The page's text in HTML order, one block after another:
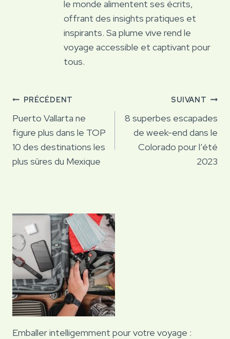
le monde alimentent ses écrits,
offrant des insights pratiques et
inspirants. Sa plume vive rend le
voyage accessible et captivant pour
tous.
Navigation
de
l’article
PRÉCÉDENT
Puerto Vallarta ne
figure plus dans le TOP
10 des destinations les
plus sûres du Mexique
SUIVANT
8 superbes escapades
de week-end dans le
Colorado pour l’été
2023
Emballer intelligemment pour votre voyage :